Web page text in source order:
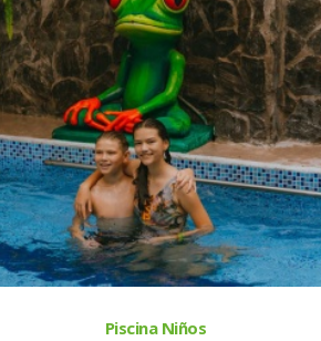
Piscina Niños